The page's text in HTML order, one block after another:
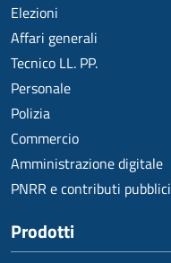
Elezioni
Affari generali
Tecnico LL. PP.
Personale
Polizia
Commercio
Amministrazione digitale
PNRR e contributi pubblici
Prodotti